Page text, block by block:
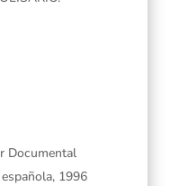
Documental
1996